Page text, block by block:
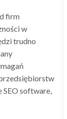
firm
w
trudno
software,